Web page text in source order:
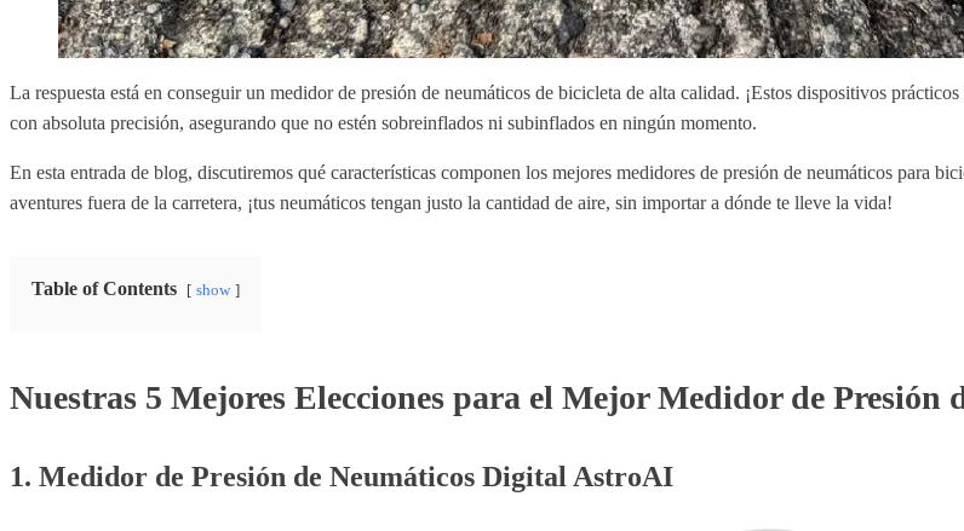
La respuesta está en conseguir un medidor de presión de neumáticos de bicicleta de alta calidad. ¡Estos dispositivos
con absoluta precisión, asegurando que no estén sobreinflados ni subinflados en ningún momento.
En esta entrada de blog, discutiremos qué características componen los mejores medidores de presión de neumáticos para
aventures fuera de la carretera, ¡tus neumáticos tengan justo la cantidad de aire, sin importar a dónde te lleve la vida!
Table of Contents show
Nuestras 5 Mejores Elecciones para el Mejor Medidor de Presión
1. Medidor de Presión de Neumáticos Digital AstroAI